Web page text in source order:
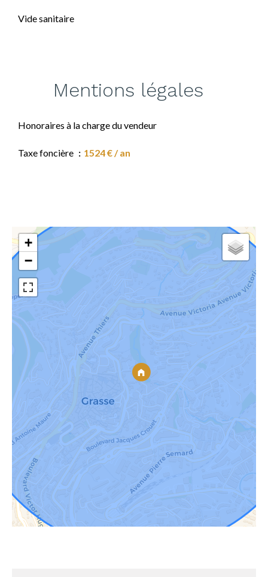
Vide sanitaire
Mentions légales
Honoraires à la charge du vendeur
Taxe foncière 1524 € / an
+
−